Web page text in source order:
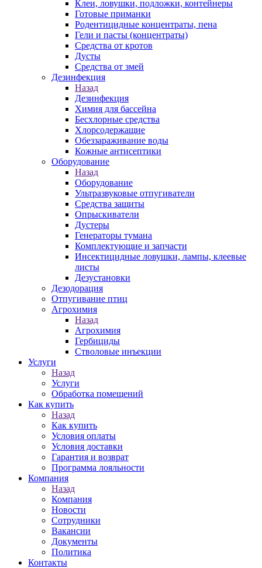
Клеи, ловушки, подложки, контейнеры
Готовые приманки
Родентицидные концентраты, пена
Гели и пасты (концентраты)
Средства от кротов
Дусты
Средства от змей
Дезинфекция
Назад
Дезинфекция
Химия для бассейна
Бесхлорные средства
Хлорсодержащие
Обеззараживание воды
Кожные антисептики
Оборудование
Назад
Оборудование
Ультразвуковые отпугиватели
Средства защиты
Опрыскиватели
Дустеры
Генераторы тумана
Комплектующие и запчасти
Инсектицидные ловушки, лампы, клеевые
листы
Дезустановки
Дезодорация
Отпугивание птиц
Агрохимия
Назад
Агрохимия
Гербициды
Стволовые инъекции
Услуги
Назад
Услуги
Обработка помещений
Как купить
Назад
Как купить
Условия оплаты
Условия доставки
Гарантия и возврат
Программа лояльности
Компания
Назад
Компания
Новости
Сотрудники
Вакансии
Документы
Политика
Контакты